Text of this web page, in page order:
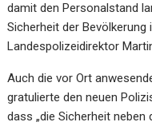
damit den Personalstand
Sicherheit der Bevölkerung
Landespolizeidirektor
Auch die vor Ort
gratulierte den neuen
dass „die Sicherheit